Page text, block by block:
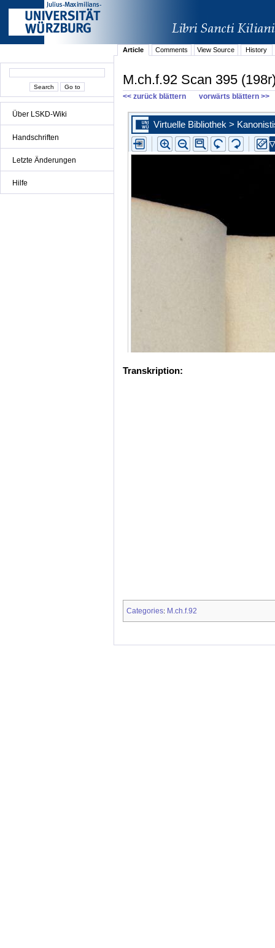
Über LSKD-Wiki
Handschriften
Letzte Änderungen
Hilfe
Article Comments View Source History
M.ch.f.92 Scan 395
<< zurück blättern vorwärts blättern >>
Transkription:
Categories: M.ch.f.92